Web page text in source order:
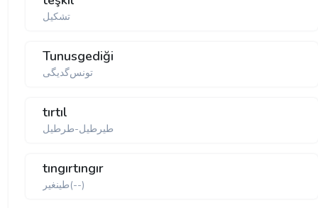
تشكيل
Tunusgediği
تونس‌گديگی
tırtıl
طيرطيل-طرطيل
tıngırtıngır
طينغير(--)